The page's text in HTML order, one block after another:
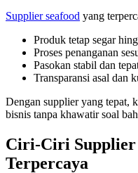
Supplier seafood yang
Produk tetap segar
Proses penanganan
Pasokan stabil dan
Transparansi asal dan
Dengan supplier yang tepat,
bisnis tanpa khawatir soal
Ciri-Ciri Supplier
Terpercaya